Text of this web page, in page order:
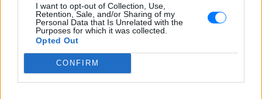
I want to opt-out of Collection, Use,
Retention, Sale, and/or Sharing of my
Personal Data that Is Unrelated with the
Purposes for which it was collected.
Opted Out
CONFIRM
ΔΕΙΤΕ ΕΠΙΣΗΣ